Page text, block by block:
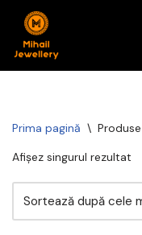
Sari
la
Prima pagină \
Afișez singurul rezultat